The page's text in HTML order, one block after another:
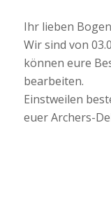
Ihr lieben
Wir sind von
können eure
bearbeiten.
Einstweilen
euer Archers-